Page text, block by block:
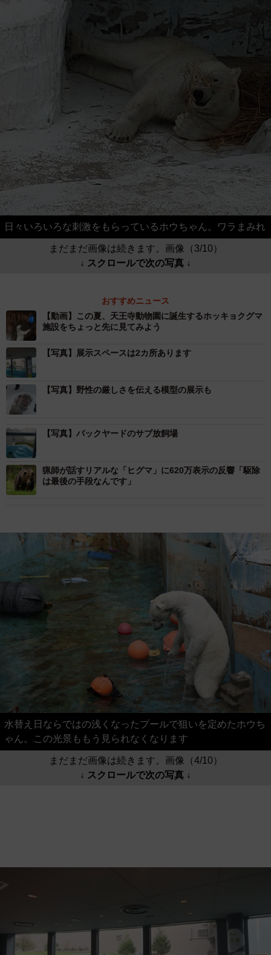
日々いろいろな刺激をもらっているホウちゃん。ワラまみれ
まだまだ画像は続きます。画像（3/10）
↓ スクロールで次の写真 ↓
おすすめニュース
【動画】この夏、天王寺動物園に誕生するホッキョクグマ
施設をちょっと先に見てみよう
【写真】展示スペースは2カ所あります
【写真】野性の厳しさを伝える模型の展示も
【写真】バックヤードのサブ放飼場
猟師が話すリアルな「ヒグマ」に620万表示の反響「駆除
は最後の手段なんです」
水替え日ならではの浅くなったプールで狙いを定めたホウち
ゃん。この光景ももう見られなくなります
まだまだ画像は続きます。画像（4/10）
↓ スクロールで次の写真 ↓